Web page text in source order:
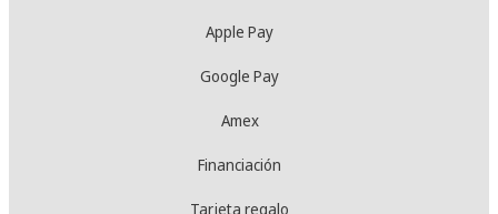
Apple Pay
Google Pay
Amex
Financiación
Tarjeta regalo